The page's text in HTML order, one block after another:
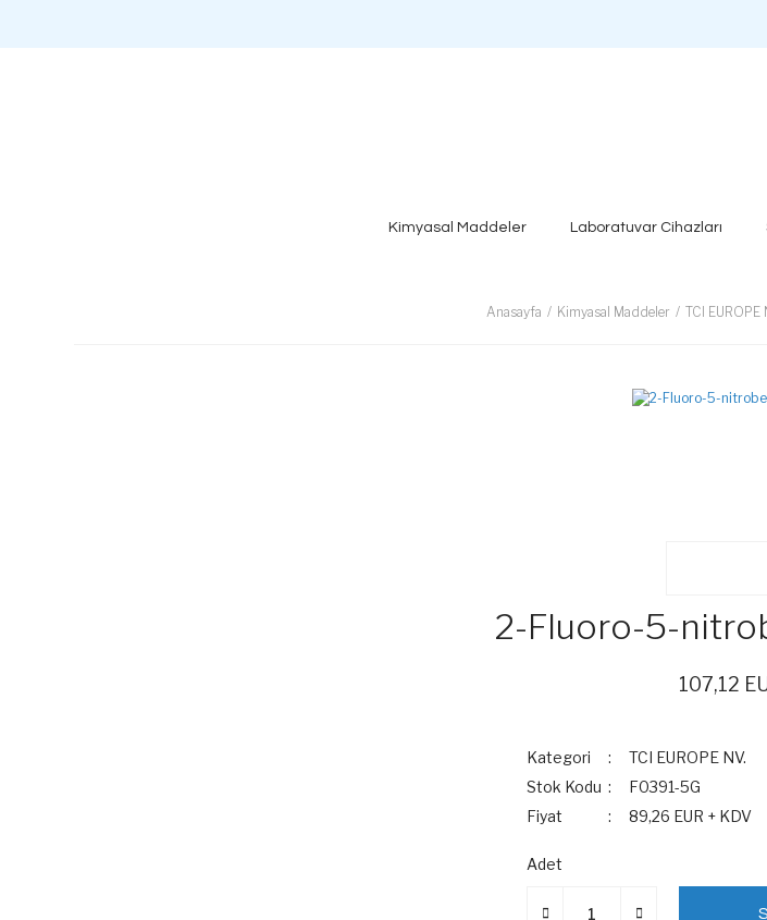
Kimyasal Maddeler Laboratuvar Cihazları
Anasayfa Kimyasal Maddeler TCI EUROPE
2-Fluoro-5-
107,12
Kategori
TCI EUROPE NV.
Stok Kodu
F0391-5G
Fiyat
89,26 EUR + KDV
Adet